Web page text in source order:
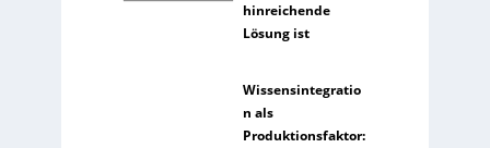
hinreichende
Lösung ist
Wissensintegratio
n als
Produktionsfaktor: